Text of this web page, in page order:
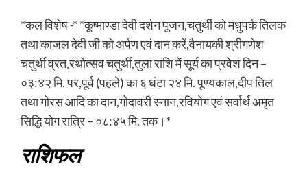
*कल विशेष -* *कूष्माण्डा देवी दर्शन पूजन,चतुर्थी को मधुपर्क तिलक
तथा काजल देवी जी को अर्पण एवं दान करें,वैनायकी श्रीगणेश
चतुर्थी व्रत,रथोत्सव चतुर्थी,तुला राशि में सूर्य का प्रवेश दिन –
०३:४२ मि. पर,पूर्व (पहले) का ६ घंटा २४ मि. पूण्यकाल,दीप तिल
तथा गोरस आदि का दान,गोदावरी स्नान,रवियोग एवं सर्वार्थ अमृत
सिद्धि योग रात्रि – ०८:४५ मि. तक।*
राशिफल